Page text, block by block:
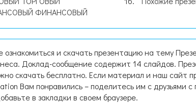
ФИНАНСОВЫЙ
и скачать презентацию на тему
Доклад-сообщение содержит 14 слайдов.
скачать бесплатно. Если материал и наш сайт
Вам понравились – поделитесь им с друзьями
в закладки в своем браузере.